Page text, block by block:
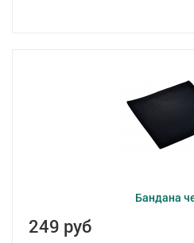
Бандана
249 руб